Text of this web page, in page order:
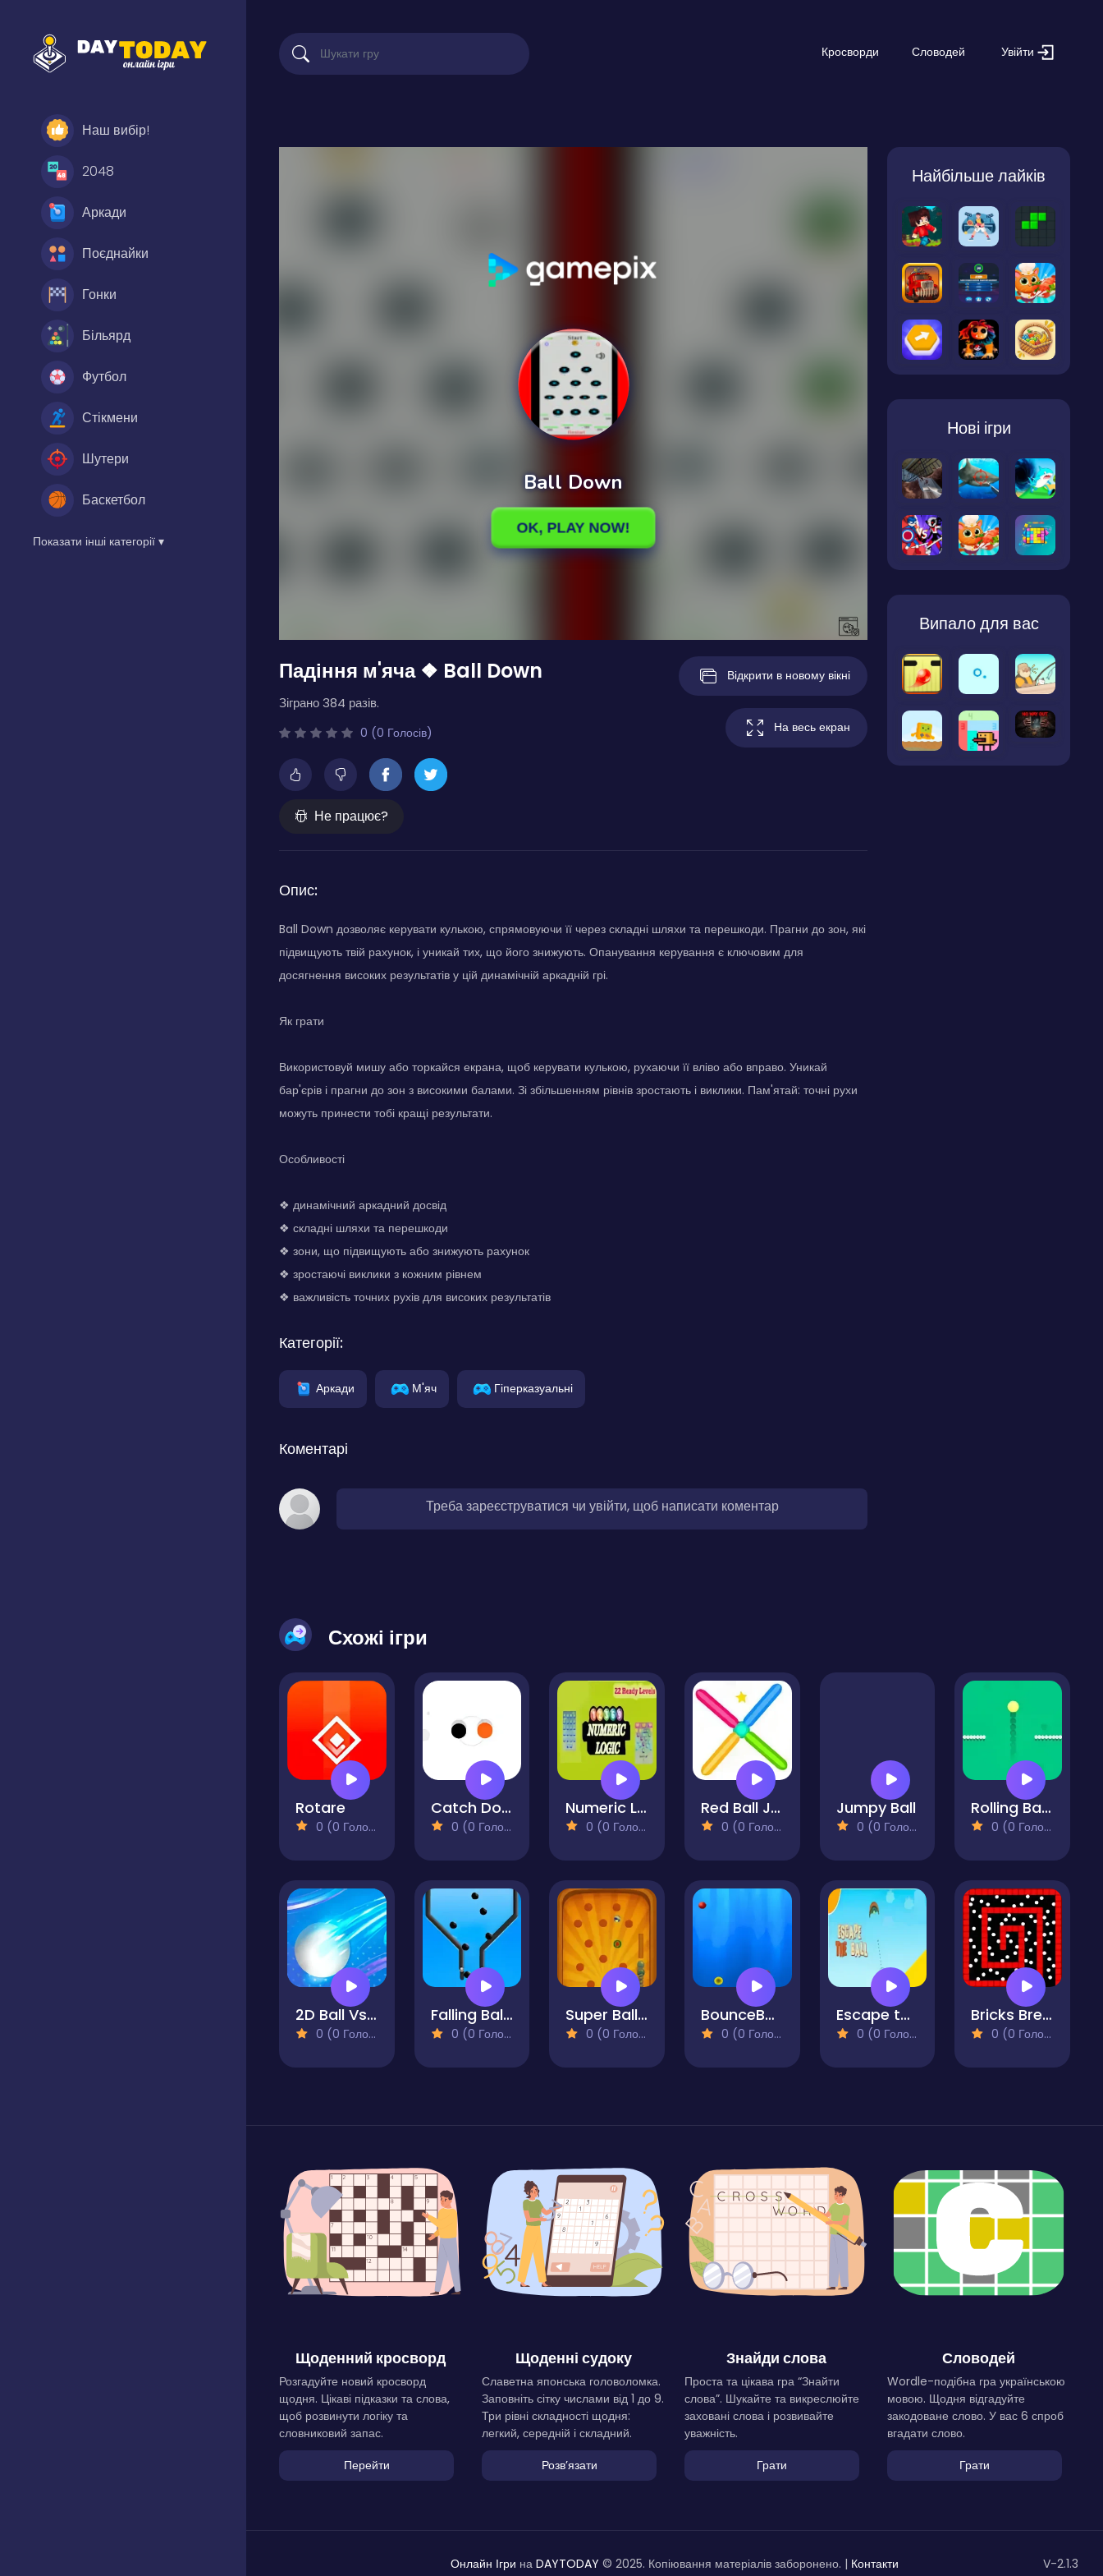
Наш вибір!
2048
Аркади
Поєднайки
Гонки
Більярд
Футбол
Стікмени
Шутери
Баскетбол
Показати інші категорії ▾
Кросворди Словодей Увійти
Падіння м'яча ❖ Ball Down
Зіграно 384 разів.
0 (0 Голосів)
Не працює?
Відкрити в новому вікні
На весь екран
Опис:
Ball Down дозволяє керувати кулькою, спрямовуючи її через складні шляхи та перешкоди. Прагни до зон, які
підвищують твій рахунок, і уникай тих, що його знижують. Опанування керування є ключовим для
досягнення високих результатів у цій динамічній аркадній грі.
Як грати
Використовуй мишу або торкайся екрана, щоб керувати кулькою, рухаючи її вліво або вправо. Уникай
бар'єрів і прагни до зон з високими балами. Зі збільшенням рівнів зростають і виклики. Пам'ятай: точні рухи
можуть принести тобі кращі результати.
Особливості
❖ динамічний аркадний досвід
❖ складні шляхи та перешкоди
❖ зони, що підвищують або знижують рахунок
❖ зростаючі виклики з кожним рівнем
❖ важливість точних рухів для високих результатів
Категорії:
Аркади М'яч Гіперказуальні
Коментарі
Треба зареєструватися чи увійти, щоб написати коментар
Найбільше лайків
Нові ігри
Випало для вас
Схожі ігри
Rotare
0 (0 Голосів)
Catch Dots
0 (0 Голосів)
Numeric Logic
0 (0 Голосів)
Red Ball Jump
0 (0 Голосів)
Jumpy Ball
0 (0 Голосів)
Rolling Ball Runner
0 (0 Голосів)
2D Ball Vs Color Ball Bounce
0 (0 Голосів)
Falling Balls Challenge
0 (0 Голосів)
Super Ball Point
0 (0 Голосів)
BounceBall Take The Red
0 (0 Голосів)
Escape the Ball
0 (0 Голосів)
Bricks Breaker. Gravity Balls
0 (0 Голосів)
Щоденний кросворд
Розгадуйте новий кросворд
щодня. Цікаві підказки та слова,
щоб розвинути логіку та
словниковий запас.
Перейти
Щоденні судоку
Славетна японська головоломка.
Заповніть сітку числами від 1 до 9.
Три рівні складності щодня:
легкий, середній і складний.
Розвʼязати
Знайди слова
Проста та цікава гра “Знайти
слова”. Шукайте та викреслюйте
заховані слова і розвивайте
уважність.
Грати
Словодей
Wordle-подібна гра українською
мовою. Щодня відгадуйте
закодоване слово. У вас 6 спроб
вгадати слово.
Грати
Онлайн Ігри на DAYTODAY © 2025. Копіювання матеріалів заборонено. | Контакти V-2.1.3